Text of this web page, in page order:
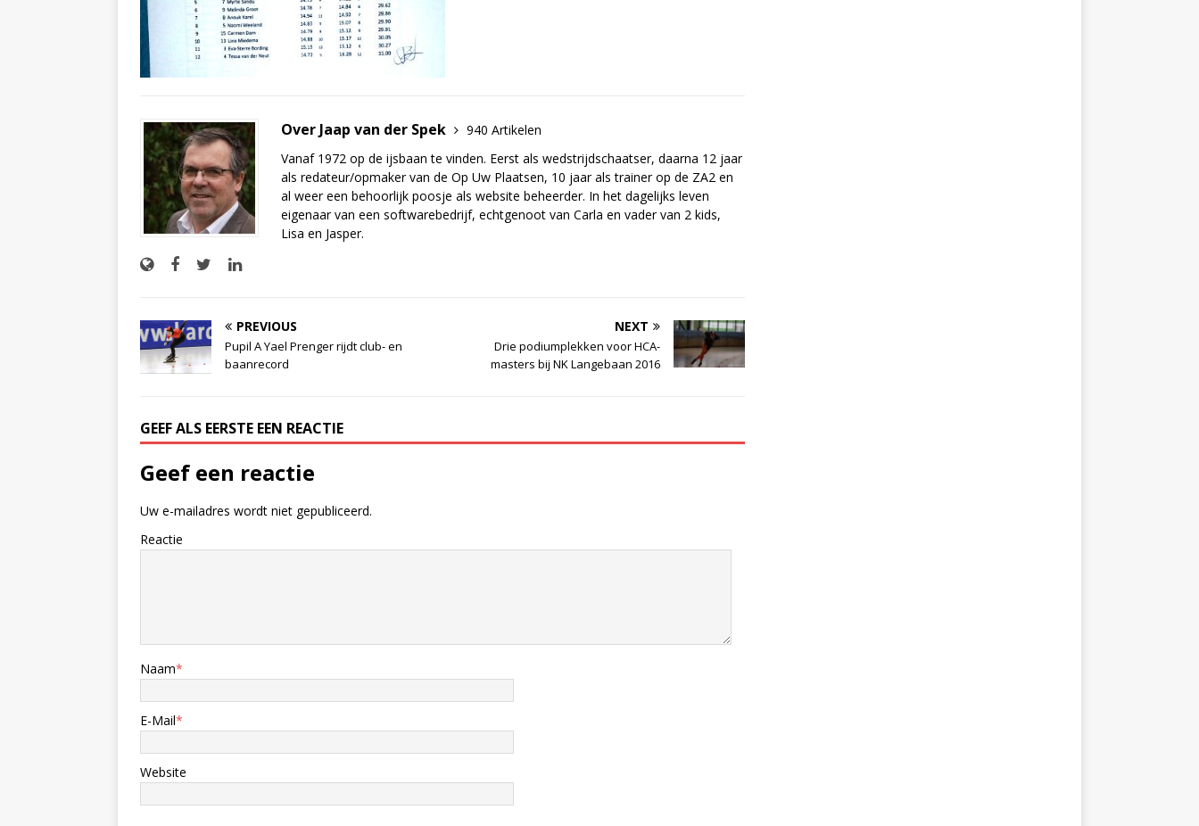
Over Jaap van der Spek
940 Artikelen
Vanaf 1972 op de ijsbaan te vinden. Eerst als wedstrijdschaatser, daarna 12 jaar
als redateur/opmaker van de Op Uw Plaatsen, 10 jaar als trainer op de ZA2 en
al weer een behoorlijk poosje als website beheerder. In het dagelijks leven
eigenaar van een softwarebedrijf, echtgenoot van Carla en vader van 2 kids,
Lisa en Jasper.
PREVIOUS
Pupil A Yael Prenger rijdt club- en
baanrecord
NEXT
Drie podiumplekken voor HCA-
masters bij NK Langebaan 2016
GEEF ALS EERSTE EEN REACTIE
Geef een reactie
Uw e-mailadres wordt niet gepubliceerd.
Reactie
Naam*
E-Mail*
Website